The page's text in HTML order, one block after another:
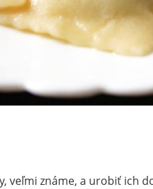
veľmi známe, a urobiť ich